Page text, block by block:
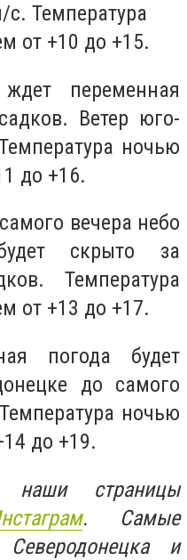
Температура
от +10 до +15.
переменная
Ветер юго-
ночью
до +16.
вечера небо
скрыто за
Температура
от +13 до +17.
погода будет
до самого
ночью
до +19.
наши страницы
. Самые
Северодонецка и